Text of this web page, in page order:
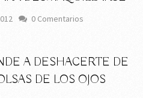
0 Comentarios
A DESHACERTE DE
DE LOS OJOS